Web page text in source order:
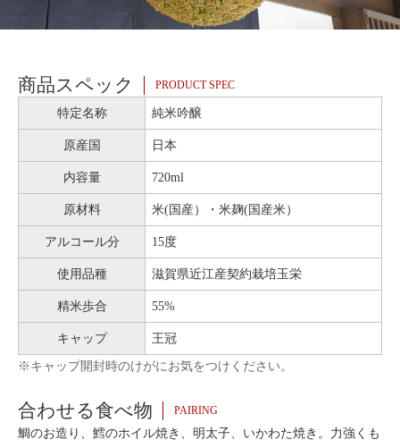
商品スペック PRODUCT SPEC
特定名称 純米吟醸
原産国 日本
内容量 720ml
原材料 米(国産）・米麹(国産米）
アルコール分 15度
使用品種 滋賀県近江産契約栽培玉栄
精米歩合 55%
キャップ 王冠
※キャップ開封時のけがにお気をつけください。
合わせる食べ物 PAIRING
鯛のお造り、鱈のホイル焼き、明太子、いかわた焼き。力強くも